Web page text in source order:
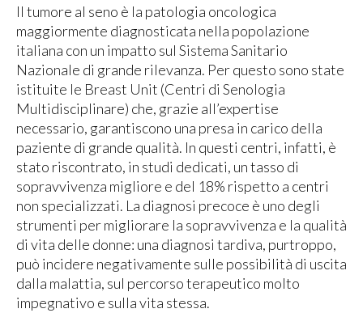
Il tumore al seno è la patologia oncologica
maggiormente diagnosticata nella popolazione
italiana con un impatto sul Sistema Sanitario
Nazionale di grande rilevanza. Per questo sono state
istituite le Breast Unit (Centri di Senologia
Multidisciplinare) che, grazie all’expertise
necessario, garantiscono una presa in carico della
paziente di grande qualità. In questi centri, infatti, è
stato riscontrato, in studi dedicati, un tasso di
sopravvivenza migliore e del 18% rispetto a centri
non specializzati. La diagnosi precoce è uno degli
strumenti per migliorare la sopravvivenza e la qualità
di vita delle donne: una diagnosi tardiva, purtroppo,
può incidere negativamente sulle possibilità di uscita
dalla malattia, sul percorso terapeutico molto
impegnativo e sulla vita stessa.